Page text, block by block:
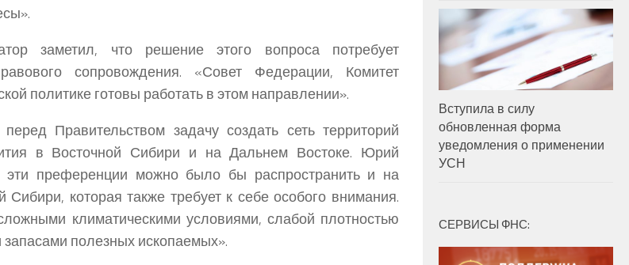
заметил, что решение этого вопроса потребует
сопровождения. «Совет Федерации, Комитет
политике готовы работать в этом направлении».
Правительством задачу создать сеть территорий
в Восточной Сибири и на Дальнем Востоке. Юрий
эти преференции можно было бы распространить и на
которая также требует к себе особого внимания.
климатическими условиями, слабой плотностью
полезных ископаемых».
Вступила в силу
обновленная форма
уведомления о применении
УСН
СЕРВИСЫ ФНС: